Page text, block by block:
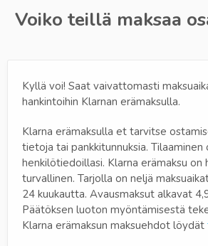
Voiko teillä maksaa
Kyllä voi! Saat vaivattomasti
hankintoihin Klarnan erämaksulla.
Klarna erämaksulla et tarvitse
tietoja tai pankkitunnuksia.
henkilötiedoillasi. Klarna erämaksu on
turvallinen. Tarjolla on neljä
24 kuukautta. Avausmaksut alkavat
Päätöksen luoton myöntämisestä
Klarna erämaksun maksuehdot löydät